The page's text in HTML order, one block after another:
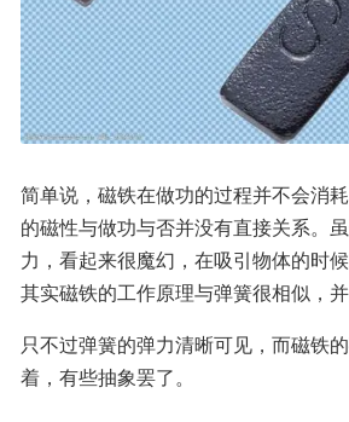
简单说，磁铁在做功的过程并不会消
的磁性与做功与否并没有直接关系。
力，看起来很魔幻，在吸引物体的时
其实磁铁的工作原理与弹簧很相似，并
只不过弹簧的弹力清晰可见，而磁铁
着，有些抽象罢了。